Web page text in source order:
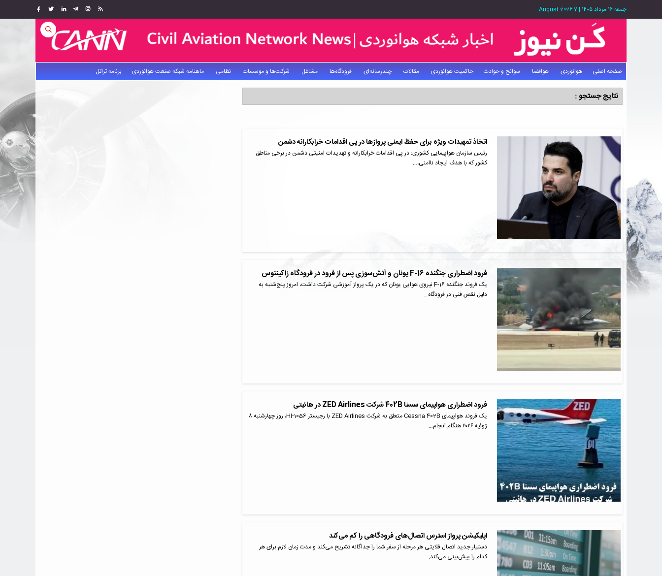
جمعه ۱۶ مرداد ۱۴۰۵ |
7 August 2026
صفحه اصلی هوانوردی هوافضا سوانح و حوادث حاکمیت هوانوردی مقالات چندرسانه‌ای فرودگاه‌ها مشاغل شرکت‌ها و موسسات نظامی ماهنامه شبکه صنعت هوانوردی برنامه تراتل
نتایج جستجو :
اتخاذ تمهیدات ویژه برای حفظ ایمنی پروازها در پی اقدامات خرابکارانه دشمن
رئیس سازمان هواپیمایی کشوری؛ در پی اقدامات خرابکارانه و تهدیدات امنیتی دشمن در برخی مناطق
کشور که با هدف ایجاد ناامنی،…
فرود اضطراری جنگنده F-16 یونان و آتش‌سوزی پس از فرود در فرودگاه زاکینتوس
یک فروند جنگنده F-16 نیروی هوایی یونان که در یک پرواز آموزشی شرکت داشت، امروز پنج‌شنبه به
دلیل نقص فنی در فرودگاه…
فرود اضطراری هواپیمای سسنا 402B شرکت ZED Airlines در هائیتی
یک فروند هواپیمای Cessna 402B متعلق به شرکت ZED Airlines با رجیستر HI-1056، روز چهارشنبه ۸
ژوئیه ۲۰۲۶ هنگام انجام…
اپلیکیشن پرواز استرس اتصال‌های فرودگاهی را کم می‌کند
دستیار جدید اتصال فلایتی هر مرحله از سفر شما را جداگانه تشریح می‌کند و مدت زمان لازم برای هر
کدام را پیش‌بینی می‌کند.